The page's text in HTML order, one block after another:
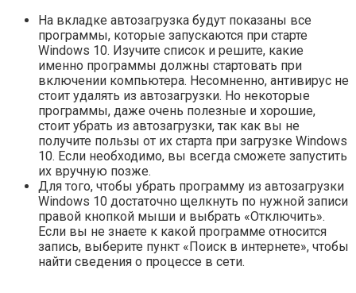
На вкладке автозагрузка будут показаны все
программы, которые запускаются при старте
Windows 10. Изучите список и решите, какие
именно программы должны стартовать при
включении компьютера. Несомненно, антивирус не
стоит удалять из автозагрузки. Но некоторые
программы, даже очень полезные и хорошие,
стоит убрать из автозагрузки, так как вы не
получите пользы от их старта при загрузке Windows
10. Если необходимо, вы всегда сможете запустить
их вручную позже.
Для того, чтобы убрать программу из автозагрузки
Windows 10 достаточно щелкнуть по нужной записи
правой кнопкой мыши и выбрать «Отключить».
Если вы не знаете к какой программе относится
запись, выберите пункт «Поиск в интернете», чтобы
найти сведения о процессе в сети.